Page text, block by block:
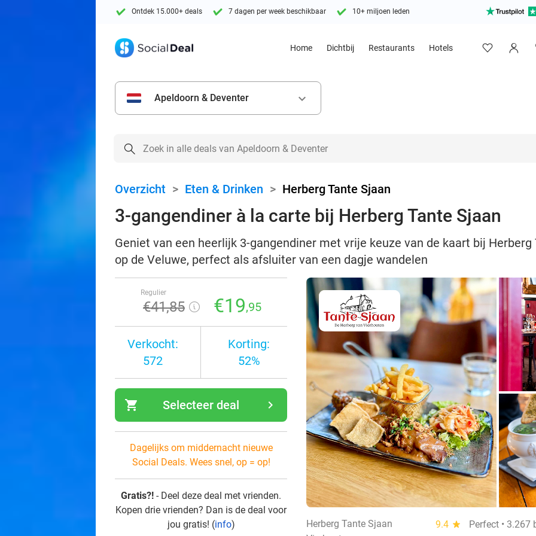
Ontdek 15.000+ deals 7 dagen per week beschikbaar 10+ miljoen leden
Home Dichtbij Restaurants Hotels
Apeldoorn & Deventer keyboard_arrow_down
Overzicht > Eten & Drinken > Herberg Tante Sjaan
3-gangendiner à la carte bij Herberg Tante Sjaan
Geniet van een heerlijk 3-gangendiner met vrije keuze van de kaart bij
op de Veluwe, perfect als afsluiter van een dagje wandelen
Regulier
€41,85 €19,95
Verkocht:
572
Korting:
52%
shopping_cart navigate_next
Selecteer deal
Dagelijks om middernacht nieuwe
Social Deals. Wees snel, op = op!
Gratis?! - Deel deze deal met vrienden.
Kopen drie vrienden? Dan is de deal voor
jou gratis! (info) Herberg Tante Sjaan 9.4 star
Perfect • 3.267